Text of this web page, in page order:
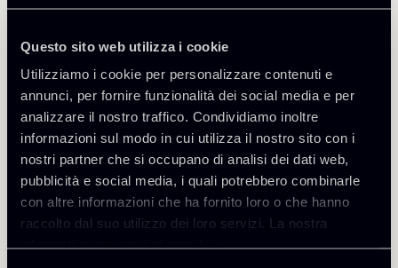
Questo sito web utilizza i cookie
Utilizziamo i cookie per personalizzare contenuti e
annunci, per fornire funzionalità dei social media e per
analizzare il nostro traffico. Condividiamo inoltre
informazioni sul modo in cui utilizza il nostro sito con i
nostri partner che si occupano di analisi dei dati web,
pubblicità e social media, i quali potrebbero combinarle
con altre informazioni che ha fornito loro o che hanno
raccolto dal suo utilizzo dei loro servizi. La nostra
informativa privacy è disponibilequi.
Torna agli Insights
Raul - Angelo Papotti
SEDI
Milano
Scopri il professionista